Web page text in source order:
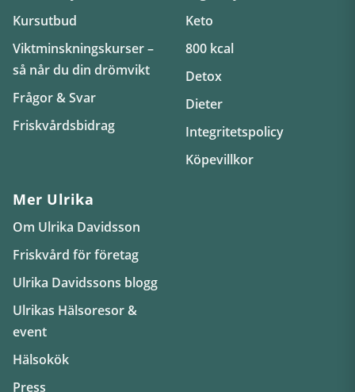
Kursutbud
Viktminskningskurser –
så når du din drömvikt
Frågor & Svar
Friskvårdsbidrag
Keto
800 kcal
Detox
Dieter
Integritetspolicy
Köpevillkor
Mer Ulrika
Om Ulrika Davidsson
Friskvård för företag
Ulrika Davidssons blogg
Ulrikas Hälsoresor &
event
Hälsokök
Press